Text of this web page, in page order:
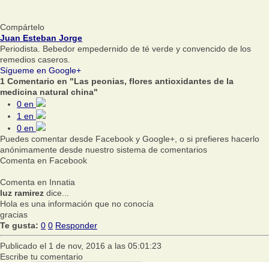
Compártelo
Juan Esteban Jorge
Periodista. Bebedor empedernido de té verde y convencido de los
remedios caseros.
Sígueme en Google+
1 Comentario en "Las peonias, flores antioxidantes de la
medicina natural china"
0 en
1 en
0 en
Puedes comentar desde Facebook y Google+, o si prefieres hacerlo
anónimamente desde nuestro sistema de comentarios
Comenta en Facebook
Comenta en Innatia
luz ramirez dice...
Hola es una información que no conocía
gracias
Te gusta: 0 0 Responder
Publicado el 1 de nov, 2016 a las 05:01:23
Escribe tu comentario